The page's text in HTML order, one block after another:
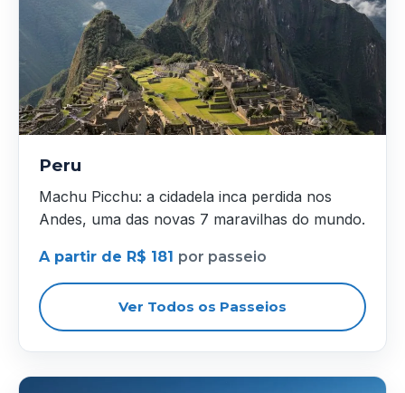
Peru
Machu Picchu: a cidadela inca perdida nos
Andes, uma das novas 7 maravilhas do mundo.
A partir de R$ 181 por passeio
Ver Todos os Passeios